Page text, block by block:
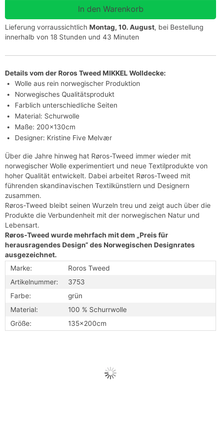
Lieferung vorraussichtlich Montag, 10. August, bei Bestellung
innerhalb von 18 Stunden und 43 Minuten
Details vom der Roros Tweed MIKKELWolldecke:
Wolle aus rein norwegischer Produktion
Norwegisches Qualitätsprodukt
Farblich unterschiedliche Seiten
Material: Schurwolle
Maße: 200x130cm
Designer: Kristine Five Melvær
Über die Jahre hinweg hat Røros-Tweed immer wieder mit
norwegischer Wolle experimentiert und neue Textilprodukte von
hoher Qualität entwickelt. Dabei arbeitet Røros-Tweed mit
führenden skandinavischen Textilkünstlern und Designern
zusammen.
Røros-Tweed bleibt seinen Wurzeln treu und zeigt auch über die
Produkte die Verbundenheit mit der norwegischen Natur und
Lebensart.
Røros-Tweed wurde mehrfach mit dem „Preis für
herausragendes Design“ des Norwegischen Designrates
ausgezeichnet.
Marke:
Roros Tweed
Artikelnummer:
3753
Farbe:
grün
Material:
100 % Schurrwolle
Größe:
135x200cm